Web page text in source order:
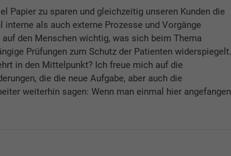
Papier zu sparen und gleichzeitig unseren Kunden die
als auch externe Prozesse und Vorgänge
den Menschen wichtig, was sich beim Thema
Prüfungen zum Schutz der Patienten widerspiegelt.
in den Mittelpunkt? Ich freue mich auf die
die die neue Aufgabe, aber auch die
weiterhin sagen: Wenn man einmal hier angefangen